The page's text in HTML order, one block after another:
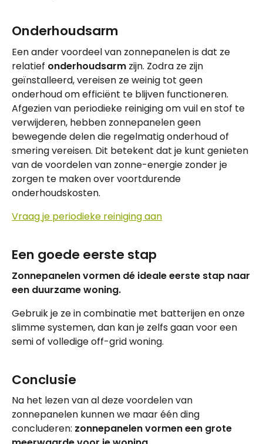
Onderhoudsarm
Een ander voordeel van zonnepanelen is dat ze
relatief onderhoudsarm zijn. Zodra ze zijn
geïnstalleerd, vereisen ze weinig tot geen
onderhoud om efficiënt te blijven functioneren.
Afgezien van periodieke reiniging om vuil en stof te
verwijderen, hebben zonnepanelen geen
bewegende delen die regelmatig onderhoud of
smering vereisen. Dit betekent dat je kunt genieten
van de voordelen van zonne-energie zonder je
zorgen te maken over voortdurende
onderhoudskosten.
Vraag je periodieke reiniging aan
Een goede eerste stap
Zonnepanelen vormen dé ideale eerste stap naar
een duurzame woning.
Gebruik je ze in combinatie met batterijen en onze
slimme systemen, dan kan je zelfs gaan voor een
semi of volledige off-grid woning.
Conclusie
Na het lezen van al deze voordelen van
zonnepanelen kunnen we maar één ding
concluderen: zonnepanelen vormen een grote